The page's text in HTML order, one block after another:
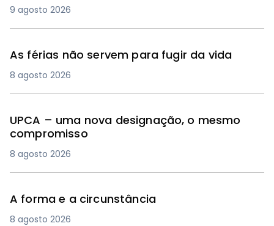
9 agosto 2026
As férias não servem para fugir da vida
8 agosto 2026
UPCA – uma nova designação, o mesmo
compromisso
8 agosto 2026
A forma e a circunstância
8 agosto 2026